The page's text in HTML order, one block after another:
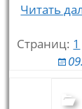
Читать
Страниц: 1